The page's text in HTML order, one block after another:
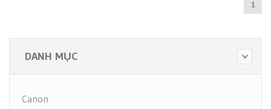
1
DANH MỤC
Canon